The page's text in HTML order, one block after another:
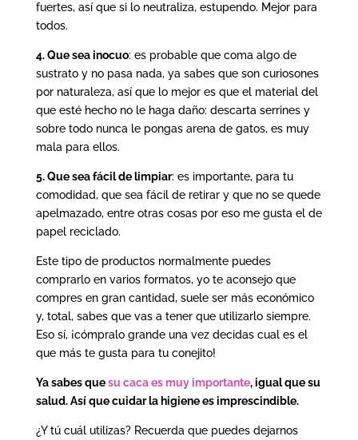
fuertes, así que si lo neutraliza, estupendo. Mejor para
todos.
4. Que sea inocuo: es probable que coma algo de
sustrato y no pasa nada, ya sabes que son curiosones
por naturaleza, así que lo mejor es que el material del
que esté hecho no le haga daño: descarta serrines y
sobre todo nunca le pongas arena de gatos, es muy
mala para ellos.
5. Que sea fácil de limpiar: es importante, para tu
comodidad, que sea fácil de retirar y que no se quede
apelmazado, entre otras cosas por eso me gusta el de
papel reciclado.
Este tipo de productos normalmente puedes
comprarlo en varios formatos, yo te aconsejo que
compres en gran cantidad, suele ser más económico
y, total, sabes que vas a tener que utilizarlo siempre.
Eso sí, ¡cómpralo grande una vez decidas cual es el
que más te gusta para tu conejito!
Ya sabes quesu caca es muy importante, igual que su
salud. Así que cuidar la higiene es imprescindible.
¿Y tú cuál utilizas? Recuerda que puedes dejarnos